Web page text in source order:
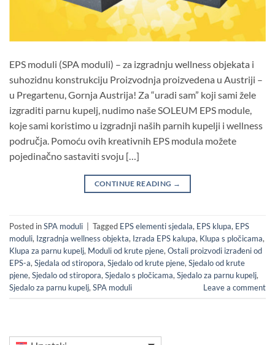
EPS moduli (SPA moduli) – za izgradnju wellness objekata i
suhozidnu konstrukciju Proizvodnja proizvedena u Austriji –
u Pregartenu, Gornja Austrija! Za “uradi sam” koji sami žele
izgraditi parnu kupelj, nudimo naše SOLEUM EPS module,
koje sami koristimo u izgradnji naših parnih kupelji i wellness
područja. Pomoću ovih kreativnih EPS modula možete
pojedinačno sastaviti svoju […]
CONTINUE READING →
Posted inSPA moduli Tagged EPS elementi sjedala, EPS klupa, EPS
moduli, Izgradnja wellness objekta, Izrada EPS kalupa, Klupa s pločicama,
Klupa za parnu kupelj, Moduli od krute pjene, Ostali proizvodi izrađeni od
EPS-a, Sjedala od stiropora, Sjedalo od krute pjene, Sjedalo od krute
pjene, Sjedalo od stiropora, Sjedalo s pločicama, Sjedalo za parnu kupelj,
Sjedalo za parnu kupelj, SPA moduli Leave a comment